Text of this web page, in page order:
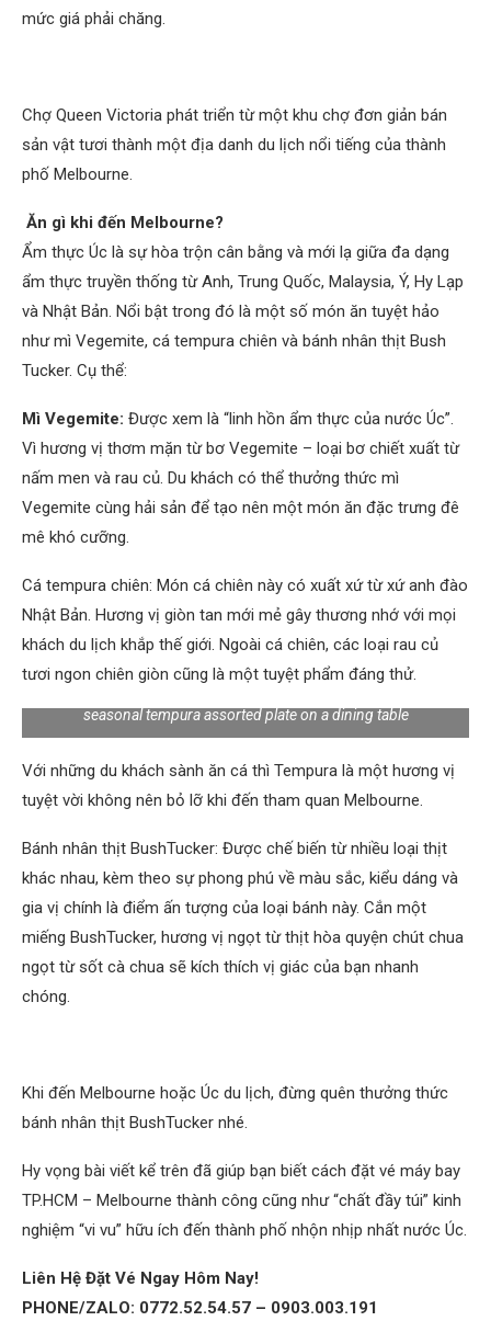
mức giá phải chăng.
Chợ Queen Victoria phát triển từ một khu chợ đơn giản bán
sản vật tươi thành một địa danh du lịch nổi tiếng của thành
phố Melbourne.
Ăn gì khi đến Melbourne?
Ẩm thực Úc là sự hòa trộn cân bằng và mới lạ giữa đa dạng
ẩm thực truyền thống từ Anh, Trung Quốc, Malaysia, Ý, Hy Lạp
và Nhật Bản. Nổi bật trong đó là một số món ăn tuyệt hảo
như mì Vegemite, cá tempura chiên và bánh nhân thịt Bush
Tucker. Cụ thể:
Mì Vegemite: Được xem là “linh hồn ẩm thực của nước Úc”.
Vì hương vị thơm mặn từ bơ Vegemite – loại bơ chiết xuất từ
nấm men và rau củ. Du khách có thể thưởng thức mì
Vegemite cùng hải sản để tạo nên một món ăn đặc trưng đê
mê khó cưỡng.
Cá tempura chiên: Món cá chiên này có xuất xứ từ xứ anh đào
Nhật Bản. Hương vị giòn tan mới mẻ gây thương nhớ với mọi
khách du lịch khắp thế giới. Ngoài cá chiên, các loại rau củ
tươi ngon chiên giòn cũng là một tuyệt phẩm đáng thử.
seasonal tempura assorted plate on a dining table
Với những du khách sành ăn cá thì Tempura là một hương vị
tuyệt vời không nên bỏ lỡ khi đến tham quan Melbourne.
Bánh nhân thịt BushTucker: Được chế biến từ nhiều loại thịt
khác nhau, kèm theo sự phong phú về màu sắc, kiểu dáng và
gia vị chính là điểm ấn tượng của loại bánh này. Cắn một
miếng BushTucker, hương vị ngọt từ thịt hòa quyện chút chua
ngọt từ sốt cà chua sẽ kích thích vị giác của bạn nhanh
chóng.
Khi đến Melbourne hoặc Úc du lịch, đừng quên thưởng thức
bánh nhân thịt BushTucker nhé.
Hy vọng bài viết kể trên đã giúp bạn biết cách đặt vé máy bay
TP.HCM – Melbourne thành công cũng như “chất đầy túi” kinh
nghiệm “vi vu” hữu ích đến thành phố nhộn nhịp nhất nước Úc.
Liên Hệ Đặt Vé Ngay Hôm Nay!
PHONE/ZALO: 0772.52.54.57 – 0903.003.191